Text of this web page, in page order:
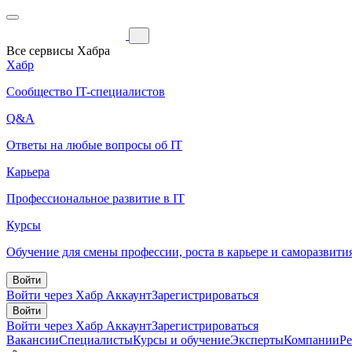
Все сервисы Хабра
Хабр
Сообщество IT-специалистов
Q&A
Ответы на любые вопросы об IT
Карьера
Профессиональное развитие в IT
Курсы
Обучение для смены профессии, роста в карьере и
Войти
Войти через Хабр АккаунтЗарегистрироваться
Войти
Войти через Хабр АккаунтЗарегистрироваться
ВакансииСпециалистыКурсы и обучениеЭкспертыКомпании